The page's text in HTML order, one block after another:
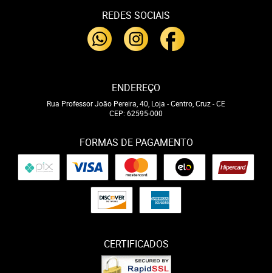
REDES SOCIAIS
ENDEREÇO
Rua Professor João Pereira, 40, Loja -Centro, Cruz-CE
CEP: 62595-000
FORMAS DE PAGAMENTO
CERTIFICADOS